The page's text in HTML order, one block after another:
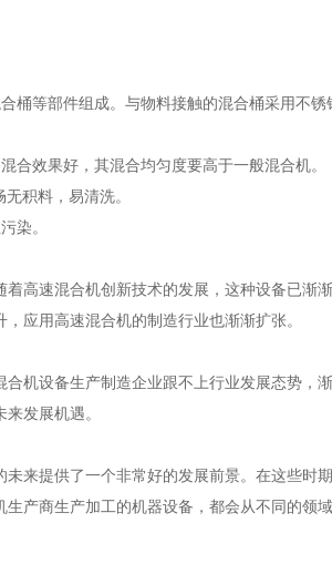
等部件组成。与物料接触的混合桶采用不锈
效果好，其混合均匀度要高于一般混合机。
积料，易清洗。
染。
速混合机创新技术的发展，这种设备已渐
应用高速混合机的制造行业也渐渐扩张。
设备生产制造企业跟不上行业发展态势，
发展机遇。
提供了一个非常好的发展前景。在这些时
产商生产加工的机器设备，都会从不同的领